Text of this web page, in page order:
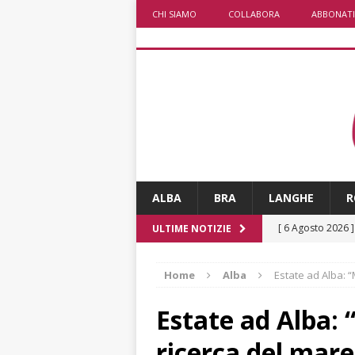
CHI SIAMO COLLABORA ABBONATI
ALBA BRA LANGHE
ULTIME NOTIZIE [ 6 Agosto 2026 ]
[ 6 Agosto 2026
numero
Home Alba Estate ad Alba:
Estate ad Alba: